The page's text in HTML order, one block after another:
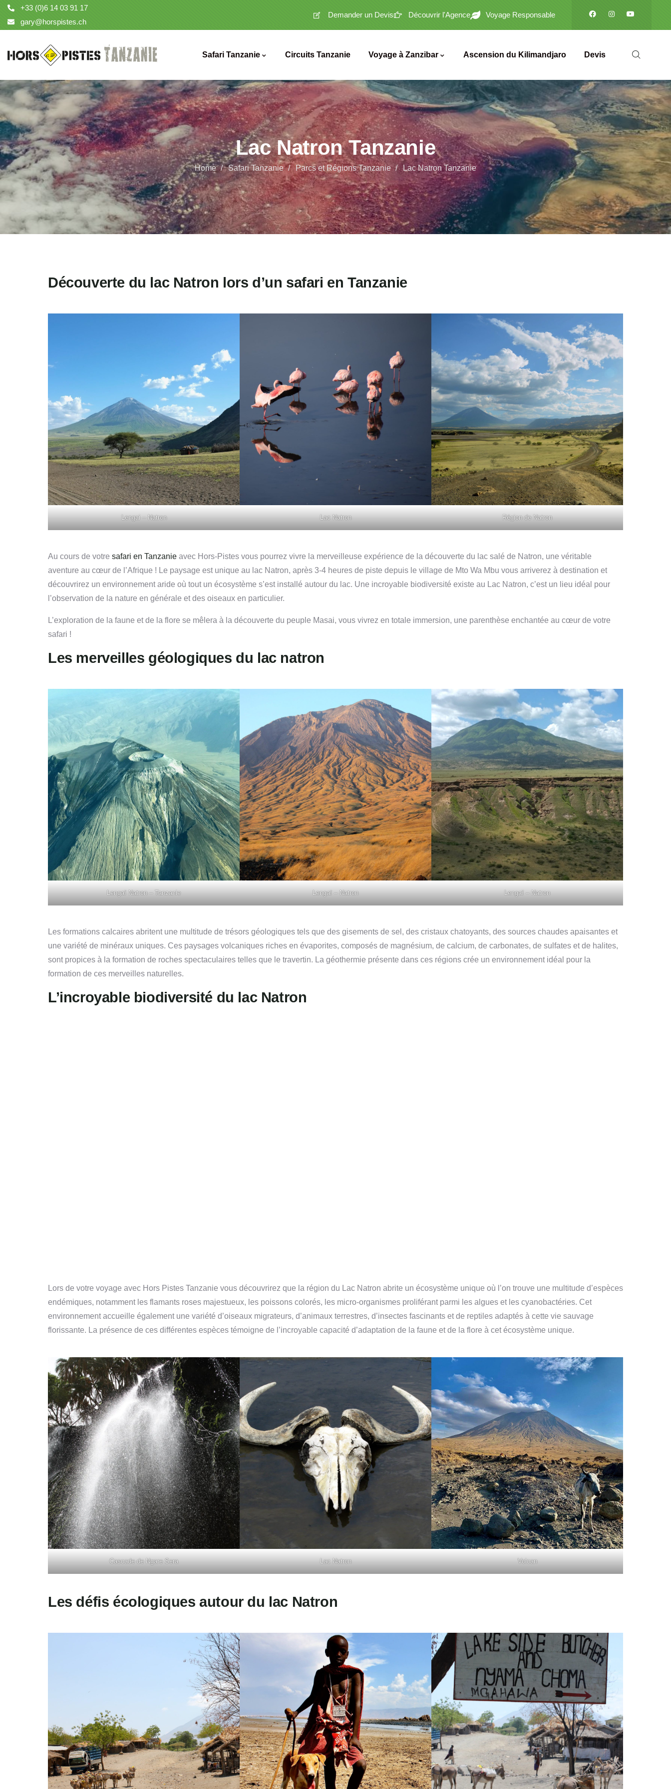
+33 (0)6 14 03 91 17
gary@horspistes.ch
Demander un Devis Découvrir l'Agence Voyage Responsable
Safari Tanzanie Circuits Tanzanie Voyage à Zanzibar Ascension du Kilimandjaro Devis
Lac Natron Tanzanie
Home Safari Tanzanie Parcs et Régions Tanzanie Lac Natron Tanzanie
Découverte du lac Natron lors d’un safari en Tanzanie
Lengai – Natron Lac Natron Région de Natron
Au cours de votre safari en Tanzanie avec Hors-Pistes vous pourrez vivre la merveilleuse expérience de la découverte du lac salé de Natron, une véritable
aventure au cœur de l’Afrique ! Le paysage est unique au lac Natron, après 3-4 heures de piste depuis le village de Mto Wa Mbu vous arriverez à destination et
découvrirez un environnement aride où tout un écosystème s’est installé autour du lac. Une incroyable biodiversité existe au Lac Natron, c’est un lieu idéal pour
l’observation de la nature en générale et des oiseaux en particulier.
L’exploration de la faune et de la flore se mêlera à la découverte du peuple Masai, vous vivrez en totale immersion, une parenthèse enchantée au cœur de votre
safari !
Les merveilles géologiques du lac natron
Lengaï Natron – Tanzanie Lengaï – Natron Lengaï – Natron
Les formations calcaires abritent une multitude de trésors géologiques tels que des gisements de sel, des cristaux chatoyants, des sources chaudes apaisantes et
une variété de minéraux uniques. Ces paysages volcaniques riches en évaporites, composés de magnésium, de calcium, de carbonates, de sulfates et de halites,
sont propices à la formation de roches spectaculaires telles que le travertin. La géothermie présente dans ces régions crée un environnement idéal pour la
formation de ces merveilles naturelles.
L’incroyable biodiversité du lac Natron
Lors de votre voyage avec Hors Pistes Tanzanie vous découvrirez que la région du Lac Natron abrite un écosystème unique où l’on trouve une multitude d’espèces
endémiques, notamment les flamants roses majestueux, les poissons colorés, les micro-organismes proliférant parmi les algues et les cyanobactéries. Cet
environnement accueille également une variété d’oiseaux migrateurs, d’animaux terrestres, d’insectes fascinants et de reptiles adaptés à cette vie sauvage
florissante. La présence de ces différentes espèces témoigne de l’incroyable capacité d’adaptation de la faune et de la flore à cet écosystème unique.
Cascade de Ngare Sera Lac Natron Volcan
Les défis écologiques autour du lac Natron